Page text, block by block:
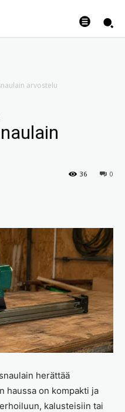
arvostelu
0
36
herättää
haussa on kompakti ja
kalusteisiin tai